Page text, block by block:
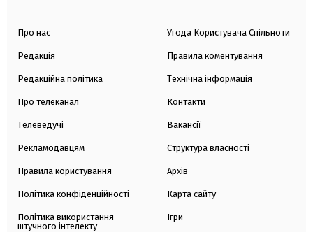
Про нас
Редакція
Редакційна політика
Про телеканал
Телеведучі
Рекламодавцям
Правила користування
Політика конфіденційності
Політика використання
штучного інтелекту
Угода Користувача Спільноти
Правила коментування
Технічна інформація
Контакти
Вакансії
Структура власності
Архів
Карта сайту
Ігри